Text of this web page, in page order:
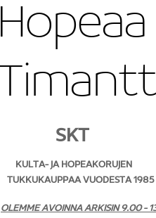
Hopeaa
SKT
KULTA- JA HOPEAKORUJEN
TUKKUKAUPPAA VUODESTA 1985
OLEMME AVOINNA ARKISIN 9.00 -